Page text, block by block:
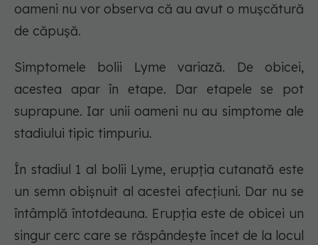
oameni nu vor observa că au avut o mușcătură
de căpușă.
Simptomele bolii Lyme variază. De obicei,
acestea apar în etape. Dar etapele se pot
suprapune. Iar unii oameni nu au simptome ale
stadiului tipic timpuriu.
În stadiul 1 al bolii Lyme, erupția cutanată este
un semn obișnuit al acestei afecțiuni. Dar nu se
întâmplă întotdeauna. Erupția este de obicei un
singur cerc care se răspândește încet de la locul